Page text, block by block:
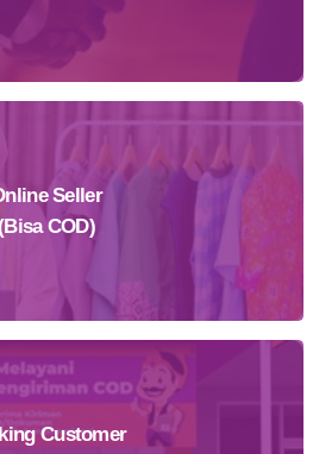
SekarangSeller
(Bisa COD)
Sekarang
Customer